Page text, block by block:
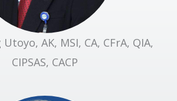
AK, MSI, CA, CFrA, QIA,
CIPSAS, CACP